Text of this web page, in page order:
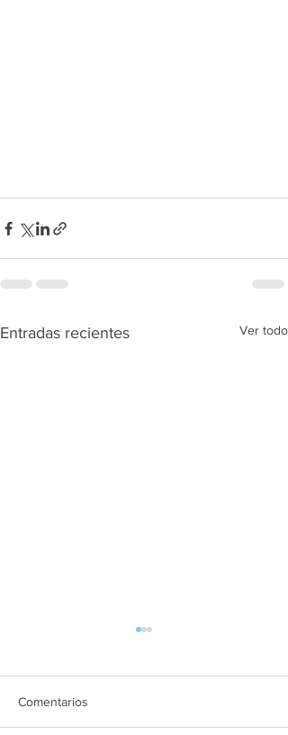
Entradas recientes Ver todo
Comentarios